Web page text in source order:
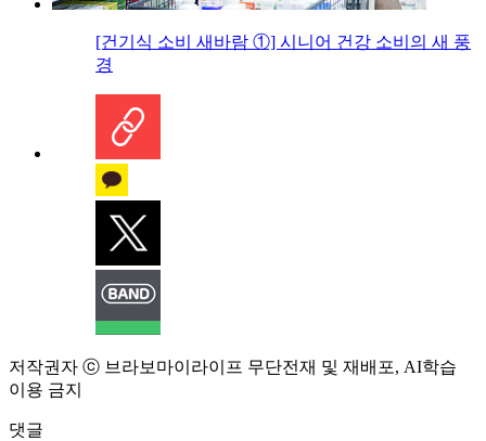
[건기식 소비 새바람 ①] 시니어 건강 소비의 새 풍
경
저작권자 ⓒ 브라보마이라이프 무단전재 및 재배포, AI학습
이용 금지
댓글